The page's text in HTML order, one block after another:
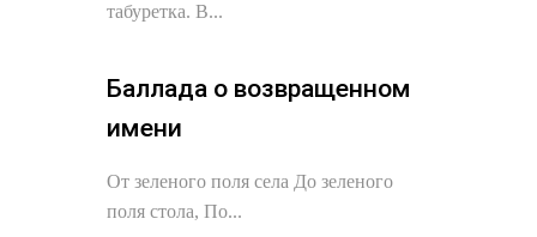
табуретка. В...
Баллада о возвращенном
имени
От зеленого поля села До зеленого
поля стола, По...